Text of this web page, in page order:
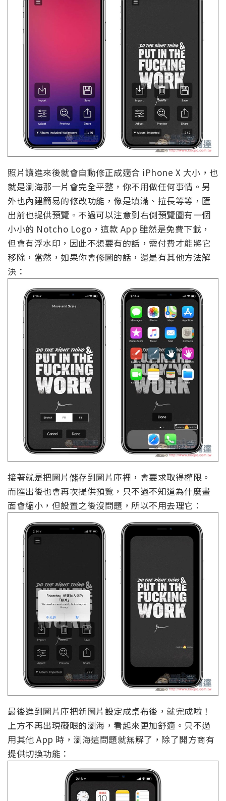
照片讀進來後就會自動修正成適合 iPhone X 大小，也
就是瀏海那一片會完全平整，你不用做任何事情。另
外也內建簡易的修改功能，像是填滿、拉長等等，匯
出前也提供預覽。不過可以注意到右側預覽圖有一個
小小的 Notcho Logo，這款 App 雖然是免費下載，
但會有浮水印，因此不想要有的話，需付費才能將它
移除，當然，如果你會修圖的話，還是有其他方法解
決：
接著就是把圖片儲存到圖片庫裡，會要求取得權限。
而匯出後也會再次提供預覽，只不過不知道為什麼畫
面會縮小，但設置之後沒問題，所以不用去理它：
最後進到圖片庫把新圖片設定成桌布後，就完成啦！
上方不再出現礙眼的瀏海，看起來更加舒適。只不過
用其他 App 時，瀏海這問題就無解了，除了開方商有
提供切換功能：